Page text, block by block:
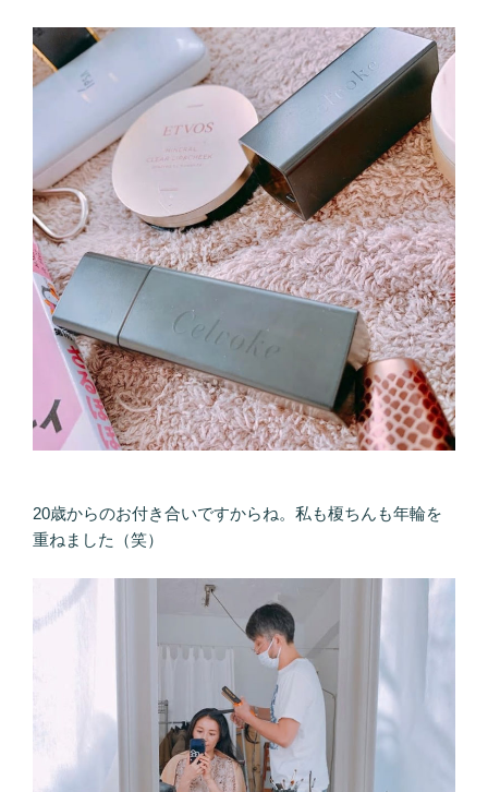
20歳からのお付き合いですからね。私も榎ちんも年輪を
重ねました（笑）